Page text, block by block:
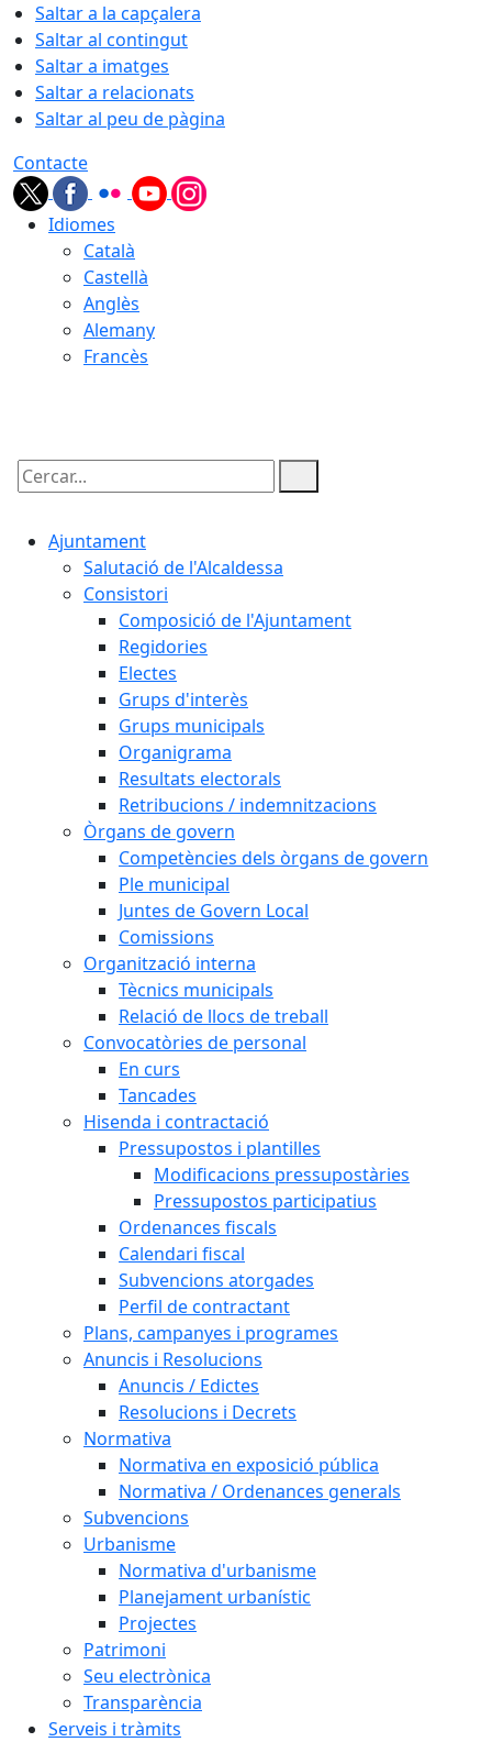
Saltar a la capçalera
Saltar al contingut
Saltar a imatges
Saltar a relacionats
Saltar al peu de pàgina
Contacte
Idiomes
Català
Castellà
Anglès
Alemany
Francès
Cercar:
Ajuntament
Salutació de l'Alcaldessa
Consistori
Composició de l'Ajuntament
Regidories
Electes
Grups d'interès
Grups municipals
Organigrama
Resultats electorals
Retribucions / indemnitzacions
Òrgans de govern
Competències dels òrgans de govern
Ple municipal
Juntes de Govern Local
Comissions
Organització interna
Tècnics municipals
Relació de llocs de treball
Convocatòries de personal
En curs
Tancades
Hisenda i contractació
Pressupostos i plantilles
Modificacions pressupostàries
Pressupostos participatius
Ordenances fiscals
Calendari fiscal
Subvencions atorgades
Perfil de contractant
Plans, campanyes i programes
Anuncis i Resolucions
Anuncis / Edictes
Resolucions i Decrets
Normativa
Normativa en exposició pública
Normativa / Ordenances generals
Subvencions
Urbanisme
Normativa d'urbanisme
Planejament urbanístic
Projectes
Patrimoni
Seu electrònica
Transparència
Serveis i tràmits